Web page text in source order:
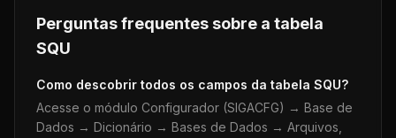
Perguntas frequentes sobre a tabela
SQU
Como descobrir todos os campos da tabela SQU?
Acesse o módulo Configurador (SIGACFG) → Base de
Dados → Dicionário → Bases de Dados → Arquivos,